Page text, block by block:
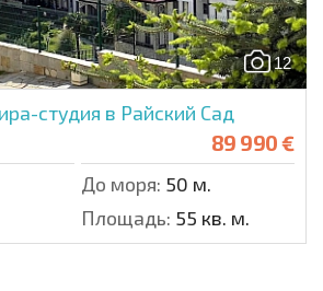
12
студия в Райский Сад
89 990 €
До моря: 50 м.
Площадь: 55 кв. м.